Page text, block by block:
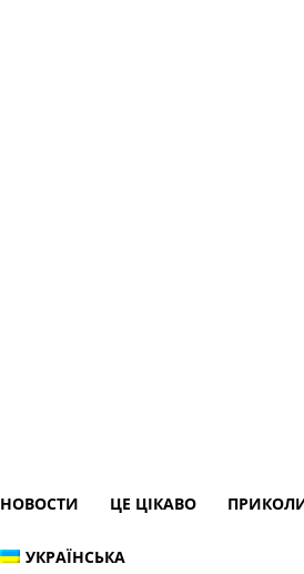
НОВОСТИ ЦЕ ЦІКАВО
УКРАЇНСЬКА